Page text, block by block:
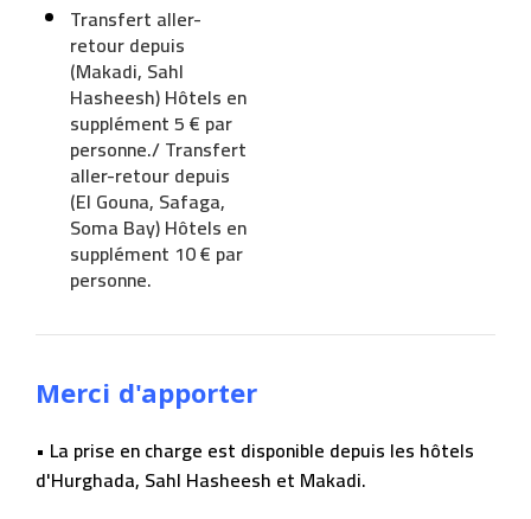
Transfert aller-
retour depuis
(Makadi, Sahl
Hasheesh) Hôtels en
supplément 5 € par
personne./ Transfert
aller-retour depuis
(El Gouna, Safaga,
Soma Bay) Hôtels en
supplément 10 € par
personne.
Merci d'apporter
• La prise en charge est disponible depuis les hôtels
d'Hurghada, Sahl Hasheesh et Makadi.